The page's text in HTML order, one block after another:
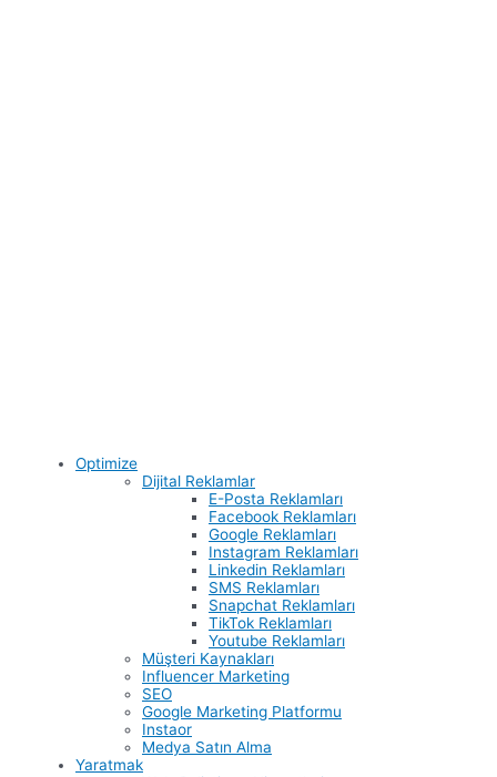
Optimize
Dijital Reklamlar
E-Posta Reklamları
Facebook Reklamları
Google Reklamları
Instagram Reklamları
Linkedin Reklamları
SMS Reklamları
Snapchat Reklamları
TikTok Reklamları
Youtube Reklamları
Müşteri Kaynakları
Influencer Marketing
SEO
Google Marketing Platformu
Instaor
Medya Satın Alma
Yaratmak